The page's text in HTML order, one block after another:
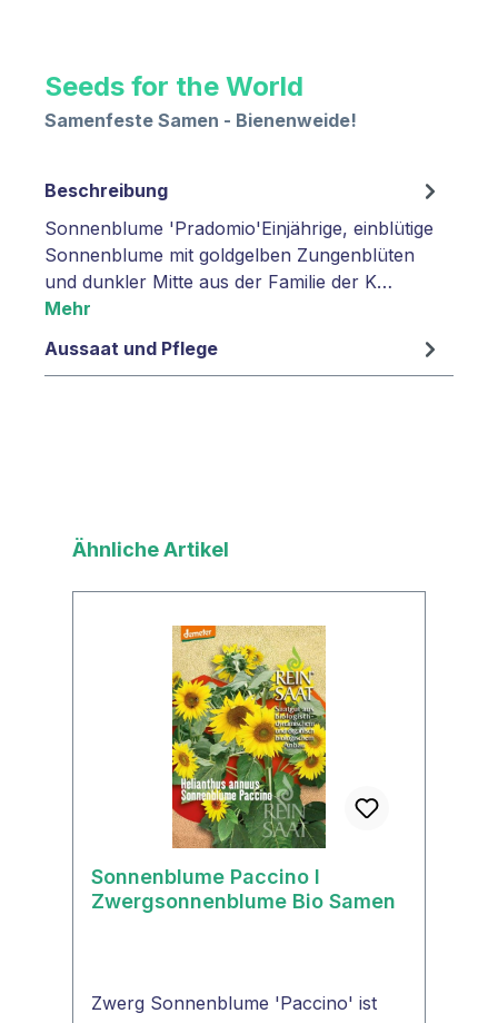
Seeds for the World
Samenfeste Samen - Bienenweide!
Beschreibung
Sonnenblume 'Pradomio'Einjährige, einblütige
Sonnenblume mit goldgelben Zungenblüten
und dunkler Mitte aus der Familie der K…
Mehr
Aussaat und Pflege
Produktgalerie überspringen
Ähnliche Artikel
Sonnenblume Paccino I
Zwergsonnenblume Bio Samen
Zwerg Sonnenblume 'Paccino' ist